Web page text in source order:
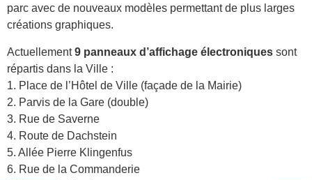
parc avec de nouveaux modèles permettant de plus larges
créations graphiques.
Actuellement9 panneaux d’affichage électroniques sont
répartis dans la Ville :
1. Place de l’Hôtel de Ville (façade de la Mairie)
2. Parvis de la Gare (double)
3. Rue de Saverne
4. Route de Dachstein
5. Allée Pierre Klingenfus
6. Rue de la Commanderie